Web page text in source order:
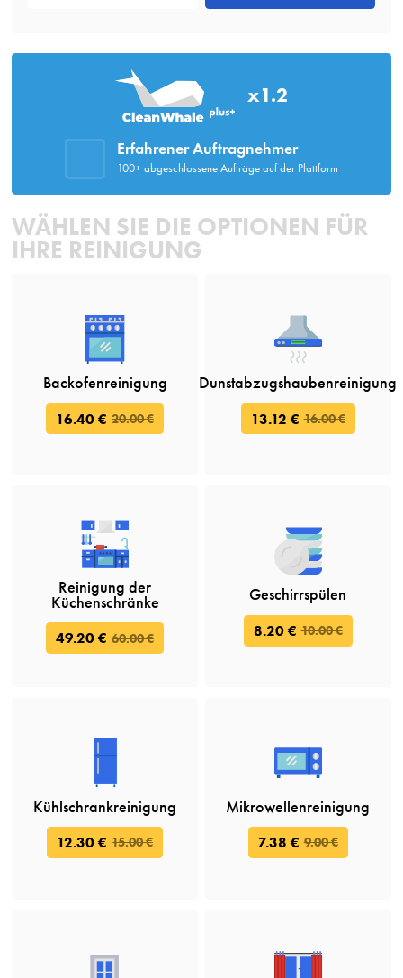
x1.2
Erfahrener Auftragnehmer
100+ abgeschlossene Aufträge auf der Plattform
WÄHLEN SIE DIE OPTIONEN FÜR
IHRE REINIGUNG
Backofenreinigung
16.40 € 20.00 €
Dunstabzugshaubenreinigung
13.12 € 16.00 €
Reinigung der
Küchenschränke
49.20 € 60.00 €
Geschirrspülen
8.20 € 10.00 €
Kühlschrankreinigung
12.30 € 15.00 €
Mikrowellenreinigung
7.38 € 9.00 €